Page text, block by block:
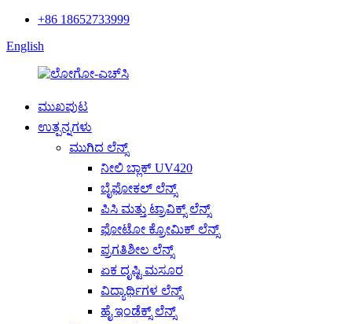
+86 18652733999
English
ಮುಖಪುಟ
ಉತ್ಪನ್ನಗಳು
ಮುಗಿದ ಲೆನ್ಸ್
ನೀಲಿ ಬ್ಲಾಕ್ UV420
ಬೈಫೋಕಲ್ ಲೆನ್ಸ್
ಪಿಸಿ ಮತ್ತು ಟ್ರಾವಿಕ್ಸ್ ಲೆನ್ಸ್
ಫೋಟೋ ಕ್ರೋಮಿಕ್ ಲೆನ್ಸ್
ಪ್ರಗತಿಶೀಲ ಲೆನ್ಸ್
ಏಕ ದೃಷ್ಟಿ ಮಸೂರ
ವಿದ್ಯಾರ್ಥಿಗಳ ಲೆನ್ಸ್
ಹೈ ಇಂಡೆಕ್ಸ್ ಲೆನ್ಸ್